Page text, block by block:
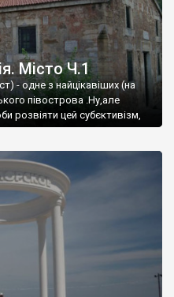
Місто Ч.1
- одне з найцікавіших (на
півострова .Ну,але
розвіяти цей субєктивізм,